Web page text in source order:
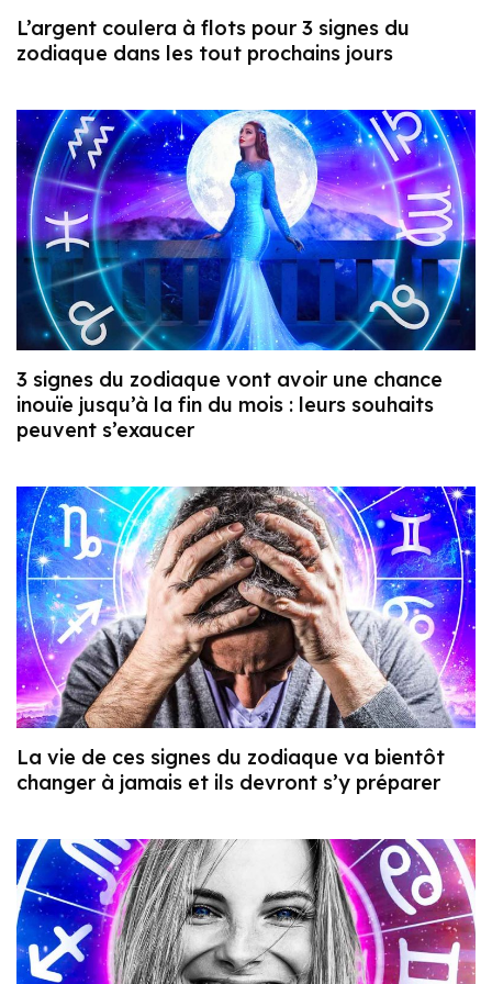
L’argent coulera à flots pour 3 signes du
zodiaque dans les tout prochains jours
3 signes du zodiaque vont avoir une chance
inouïe jusqu’à la fin du mois : leurs souhaits
peuvent s’exaucer
La vie de ces signes du zodiaque va bientôt
changer à jamais et ils devront s’y préparer